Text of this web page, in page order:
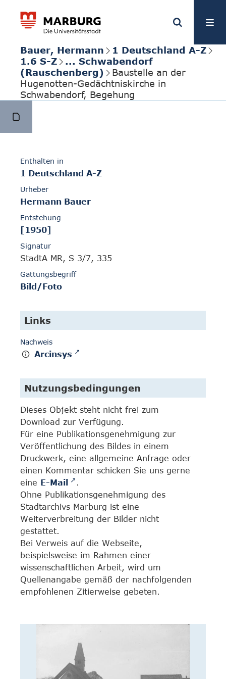
Bauer, Hermann
1 Deutschland A-Z
1.6 S-Z
... Schwabendorf
(Rauschenberg)
Baustelle an der
Hugenotten-Gedächtniskirche in
Schwabendorf, Begehung
Enthalten in
1 Deutschland A-Z
Urheber
Hermann Bauer
Entstehung
[1950]
Signatur
StadtA MR, S 3/7, 335
Gattungsbegriff
Bild/Foto
Links
Nachweis
Arcinsys
Nutzungsbedingungen
Dieses Objekt steht nicht frei zum
Download zur Verfügung.
Für eine Publikationsgenehmigung zur
Veröffentlichung des Bildes in einem
Druckwerk, eine allgemeine Anfrage oder
einen Kommentar schicken Sie uns gerne
eine E-Mail
.
Ohne Publikationsgenehmigung des
Stadtarchivs Marburg ist eine
Weiterverbreitung der Bilder nicht
gestattet.
Bei Verweis auf die Webseite,
beispielsweise im Rahmen einer
wissenschaftlichen Arbeit, wird um
Quellenangabe gemäß der nachfolgenden
empfohlenen Zitierweise gebeten.